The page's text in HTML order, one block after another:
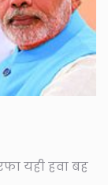
यही हवा बह